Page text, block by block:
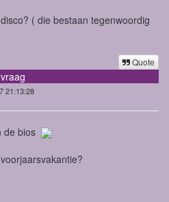
( die bestaan tegenwoordig
Quote
21:13:28
de bios